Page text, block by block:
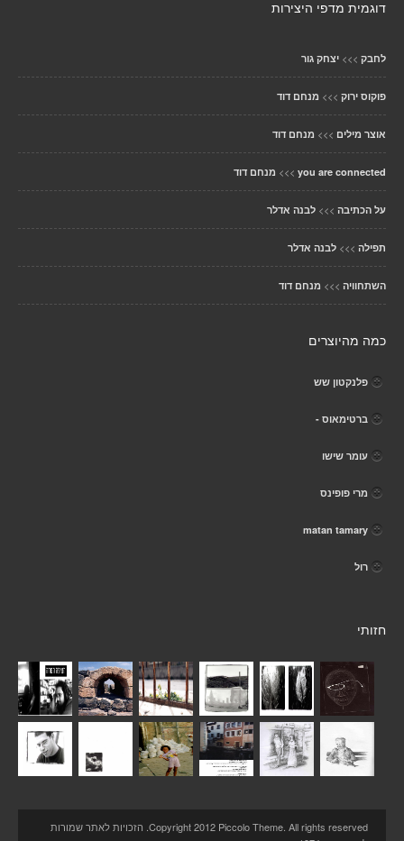
דוגמית מדפי היצירות
לחבק >>> יצחק גור
פוקוס ירוק >>> מנחם דוד
אוצר מילים >>> מנחם דוד
you are connected
>>> מנחם דוד
על הכתיבה >>> לבנה אדלר
תפילה >>> לבנה אדלר
השתחוויה >>> מנחם דוד
כמה מהיוצרים
פלנקטון שש
ברטימאוס -
עומר שישו
מרי פופינס
matan tamary
רול
חזותי
Copyright 2012 Piccolo Theme. All rights reserved. הזכויות לאתר שמורות